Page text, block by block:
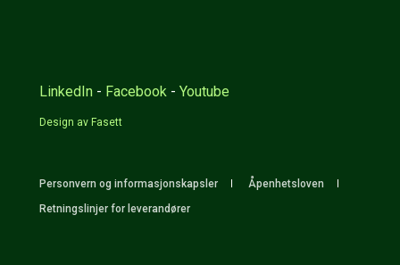
LinkedIn - Facebook - Youtube
Design av Fasett
Personvern og informasjonskapsler Åpenhetsloven
Retningslinjer for leverandører